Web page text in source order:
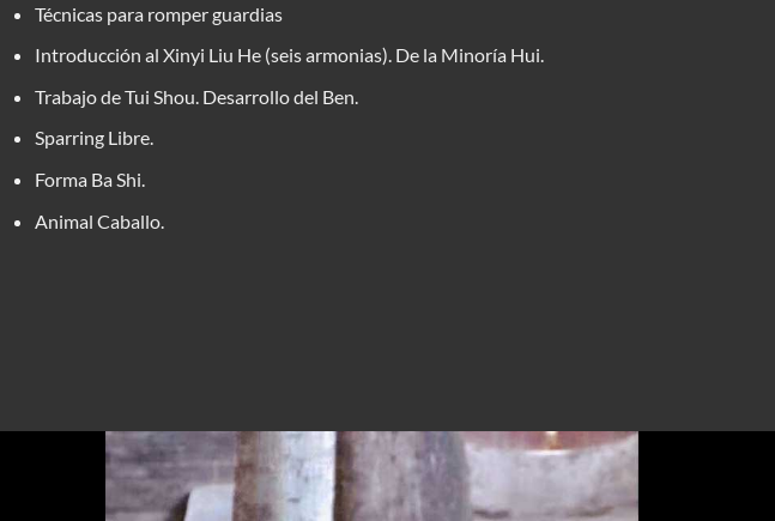
Técnicas para romper guardias
Introducción al Xinyi Liu He (seis armonias). De la Minoría Hui.
Trabajo de Tui Shou. Desarrollo del Ben.
Sparring Libre.
Forma Ba Shi.
Animal Caballo.